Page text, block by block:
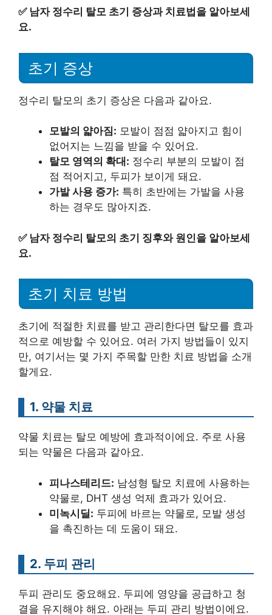
✅ 남자 정수리 탈모 초기 증상과 치료법을 알아보세
요.
초기 증상
정수리 탈모의 초기 증상은 다음과 같아요.
모발의 얇아짐: 모발이 점점 얇아지고 힘이
없어지는 느낌을 받을 수 있어요.
탈모 영역의 확대: 정수리 부분의 모발이 점
점 적어지고, 두피가 보이게 돼요.
가발 사용 증가: 특히 초반에는 가발을 사용
하는 경우도 많아지죠.
✅ 남자 정수리 탈모의 초기 징후와 원인을 알아보세
요.
초기 치료 방법
초기에 적절한 치료를 받고 관리한다면 탈모를 효과
적으로 예방할 수 있어요. 여러 가지 방법들이 있지
만, 여기서는 몇 가지 주목할 만한 치료 방법을 소개
할게요.
1. 약물 치료
약물 치료는 탈모 예방에 효과적이에요. 주로 사용
되는 약물은 다음과 같아요.
피나스테리드: 남성형 탈모 치료에 사용하는
약물로, DHT 생성 억제 효과가 있어요.
미녹시딜: 두피에 바르는 약물로, 모발 생성
을 촉진하는 데 도움이 돼요.
2. 두피 관리
두피 관리도 중요해요. 두피에 영양을 공급하고 청
결을 유지해야 해요. 아래는 두피 관리 방법이에요.